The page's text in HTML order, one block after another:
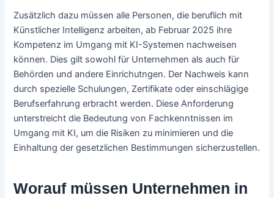
Zusätzlich dazu müssen alle Personen, die beruflich mit
Künstlicher Intelligenz arbeiten, ab Februar 2025 ihre
Kompetenz im Umgang mit KI-Systemen nachweisen
können. Dies gilt sowohl für Unternehmen als auch für
Behörden und andere Einrichutngen. Der Nachweis kann
durch spezielle Schulungen, Zertifikate oder einschlägige
Berufserfahrung erbracht werden. Diese Anforderung
unterstreicht die Bedeutung von Fachkenntnissen im
Umgang mit KI, um die Risiken zu minimieren und die
Einhaltung der gesetzlichen Bestimmungen sicherzustellen.
Worauf müssen Unternehmen in